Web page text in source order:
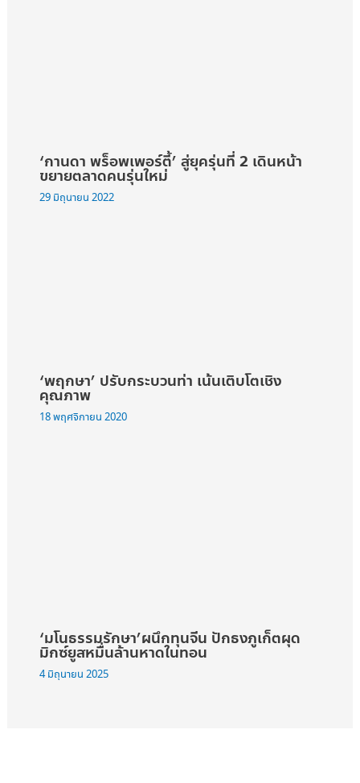
‘กานดา พร็อพเพอร์ตี้’ สู่ยุครุ่นที่ 2 เดินหน้า
ขยายตลาดคนรุ่นใหม่
29 มิถุนายน 2022
‘พฤกษา’ ปรับกระบวนท่า เน้นเติบโตเชิง
คุณภาพ
18 พฤศจิกายน 2020
‘มโนธรรมรักษา’ผนึกทุนจีน ปักธงภูเก็ตผุด
มิกซ์ยูสหมื่นล้านหาดในทอน
4 มิถุนายน 2025